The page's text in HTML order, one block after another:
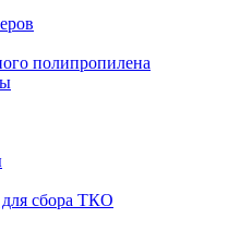
полипропилена
сбора ТКО